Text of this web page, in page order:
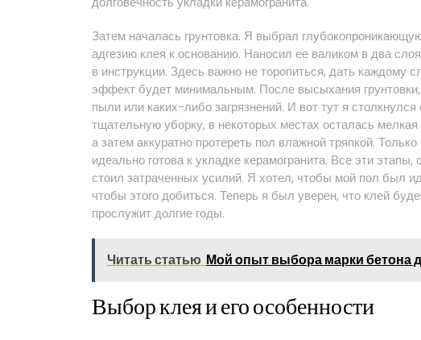
Затем началась грунтовка. Я выбрал
адгезию клея к основанию. Наносил ее валиком в два
в инструкции. Здесь важно не торопиться, дать каждому
эффект будет минимальным. После высыхания
пыли или каких-либо загрязнений. И вот тут я
тщательную уборку, в некоторых местах осталась
а затем аккуратно протереть пол влажной тряпкой.
идеально готова к укладке керамогранита. Все эти
стоил затраченных усилий. Я хотел, чтобы мой пол был
чтобы этого добиться. Теперь я был уверен, что клей
прослужит долгие годы.
Читать статью Мой опыт выбора марки бетона
Выбор клея и его особенности